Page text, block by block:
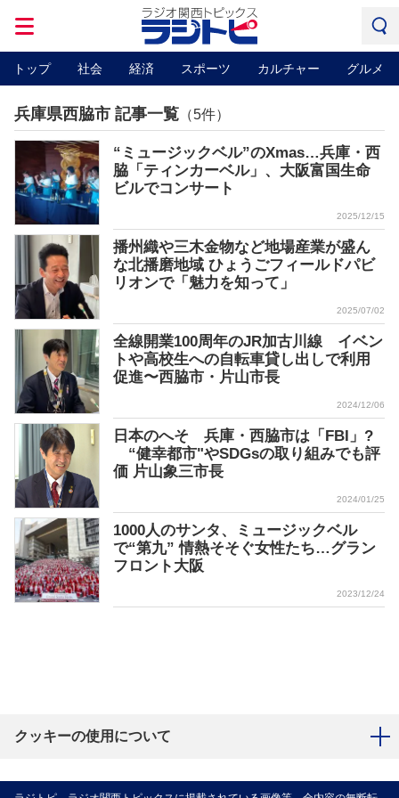
トップ 社会 経済 スポーツ カルチャー グルメ
兵庫県西脇市 記事一覧 （5件）
“ミュージックベル”のXmas…兵庫・西
脇「ティンカーベル」、大阪富国生命
ビルでコンサート
2025/12/15
播州織や三木金物など地場産業が盛ん
な北播磨地域 ひょうごフィールドパビ
リオンで「魅力を知って」
2025/07/02
全線開業100周年のJR加古川線 イベン
トや高校生への自転車貸し出しで利用
促進〜西脇市・片山市長
2024/12/06
日本のへそ 兵庫・西脇市は「FBI」?
“健幸都市"やSDGsの取り組みでも評
価 片山象三市長
2024/01/25
1000人のサンタ、ミュージックベル
で“第九” 情熱そそぐ女性たち…グラン
フロント大阪
2023/12/24
クッキーの使用について